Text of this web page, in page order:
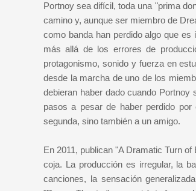
Portnoy sea difícil, toda una "prima
camino y, aunque ser miembro de
como banda han perdido algo que
más allá de los errores de
protagonismo, sonido y fuerza en
desde la marcha de uno de los
debieran haber dado cuando
pasos a pesar de haber perdido
segunda, sino también a un amigo.
En 2011, publican "A Dramatic Turn
coja. La producción es irregular, la
canciones, la sensación